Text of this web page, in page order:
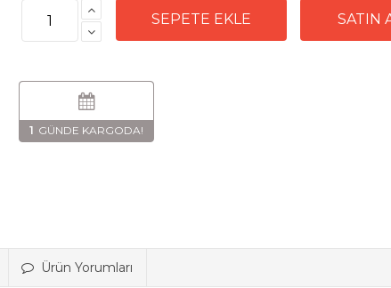
1
Ürün Yorumları